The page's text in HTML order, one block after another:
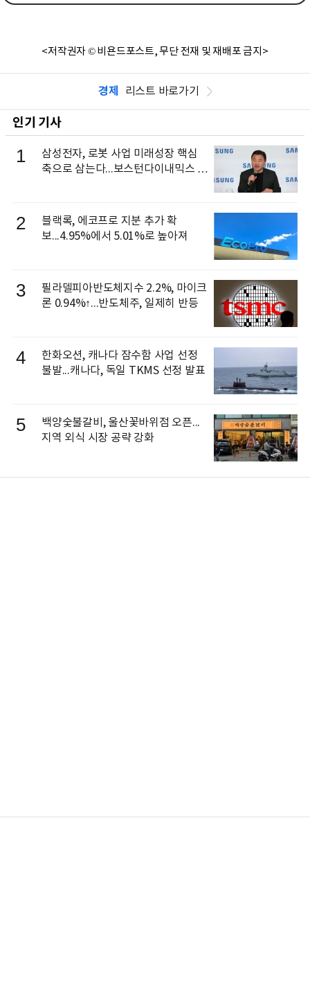
<저작권자 © 비욘드포스트, 무단 전재 및 재배포 금지>
경제 리스트 바로가기
인기 기사
1
삼성전자, 로봇 사업 미래성장 핵심
축으로 삼는다...보스턴다이내믹스 출
2
블랙록, 에코프로 지분 추가 확
보...4.95%에서 5.01%로 높아져
3
필라델피아반도체지수 2.2%, 마이크
론 0.94%↑...반도체주, 일제히 반등
4
한화오션, 캐나다 잠수함 사업 선정
불발...캐나다, 독일 TKMS 선정 발표
5
백양숯불갈비, 울산꽃바위점 오픈...
지역 외식 시장 공략 강화